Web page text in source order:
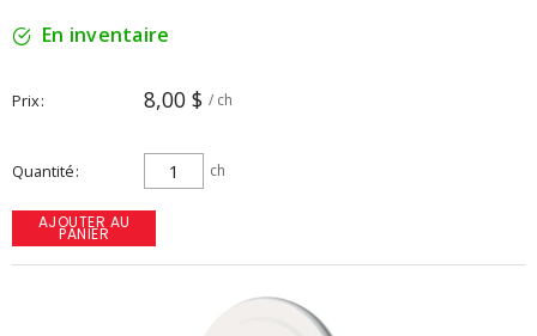
En inventaire
Prix 8,00 $ / ch
Quantité ch
AJOUTER AU
PANIER